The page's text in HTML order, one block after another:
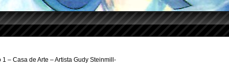
– Casa de Arte – Artista Gudy Steinmill-